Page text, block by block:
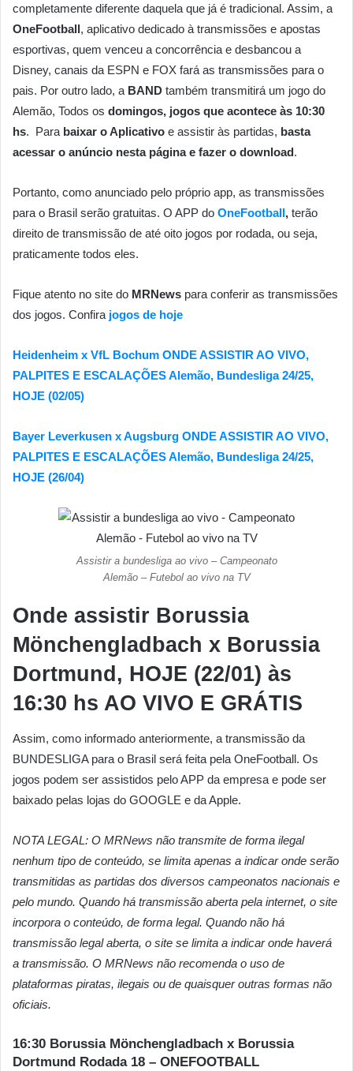
completamente diferente daquela que já é tradicional. Assim, a
OneFootball, aplicativo dedicado à transmissões e apostas
esportivas, quem venceu a concorrência e desbancou a
Disney, canais da ESPN e FOX fará as transmissões para o
pais. Por outro lado, a BAND também transmitirá um jogo do
Alemão, Todos os domingos, jogos que acontece às 10:30
hs. Para baixar o Aplicativo e assistir às partidas, basta
acessar o anúncio nesta página e fazer o download.
Portanto, como anunciado pelo próprio app, as transmissões
para o Brasil serão gratuitas. O APP do OneFootball, terão
direito de transmissão de até oito jogos por rodada, ou seja,
praticamente todos eles.
Fique atento no site do MRNews para conferir as transmissões
dos jogos. Confira jogos de hoje
Heidenheim x VfL Bochum ONDE ASSISTIR AO VIVO,
PALPITES E ESCALAÇÕES Alemão, Bundesliga 24/25,
HOJE (02/05)
Bayer Leverkusen x Augsburg ONDE ASSISTIR AO VIVO,
PALPITES E ESCALAÇÕES Alemão, Bundesliga 24/25,
HOJE (26/04)
Assistir a bundesliga ao vivo – Campeonato
Alemão – Futebol ao vivo na TV
Onde assistir Borussia
Mönchengladbach x Borussia
Dortmund , HOJE (22/01) às
16:30 hs AO VIVO E GRÁTIS
Assim, como informado anteriormente, a transmissão da
BUNDESLIGA para o Brasil será feita pela OneFootball. Os
jogos podem ser assistidos pelo APP da empresa e pode ser
baixado pelas lojas do GOOGLE e da Apple.
NOTA LEGAL: O MRNews não transmite de forma ilegal
nenhum tipo de conteúdo, se limita apenas a indicar onde serão
transmitidas as partidas dos diversos campeonatos nacionais e
pelo mundo. Quando há transmissão aberta pela internet, o site
incorpora o conteúdo, de forma legal. Quando não há
transmissão legal aberta, o site se limita a indicar onde haverá
a transmissão. O MRNews não recomenda o uso de
plataformas piratas, ilegais ou de quaisquer outras formas não
oficiais.
16:30 Borussia Mönchengladbach x Borussia
Dortmund Rodada 18 – ONEFOOTBALL